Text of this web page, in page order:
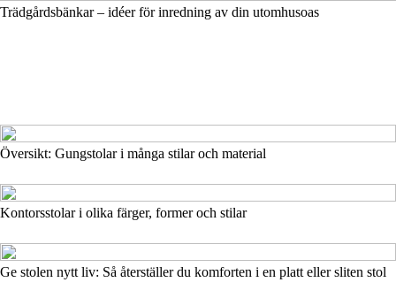
Trädgårdsbänkar – idéer för inredning av din utomhusoas
Översikt: Gungstolar i många stilar och material
Kontorsstolar i olika färger, former och stilar
Ge stolen nytt liv: Så återställer du komforten i en platt eller sliten stol